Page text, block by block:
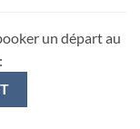
un départ au